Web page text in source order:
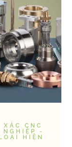
CNC
NGHIỆP -
HIỆN